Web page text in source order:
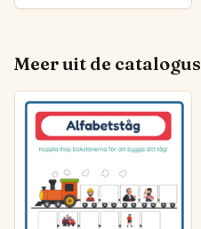
Meer uit de catalogus